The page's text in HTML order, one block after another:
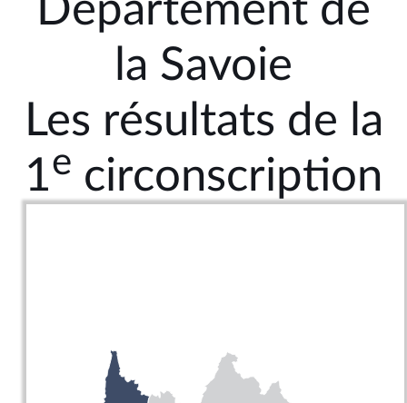
Département de
la Savoie
Les résultats de la
1e circonscription